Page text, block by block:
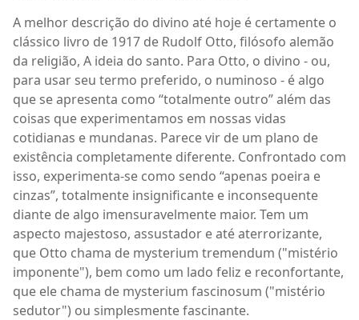
A melhor descrição do divino até hoje é certamente o
clássico livro de 1917 de Rudolf Otto, filósofo alemão
da religião, A ideia do santo. Para Otto, o divino - ou,
para usar seu termo preferido, o numinoso - é algo
que se apresenta como “totalmente outro” além das
coisas que experimentamos em nossas vidas
cotidianas e mundanas. Parece vir de um plano de
existência completamente diferente. Confrontado com
isso, experimenta-se como sendo “apenas poeira e
cinzas”, totalmente insignificante e inconsequente
diante de algo imensuravelmente maior. Tem um
aspecto majestoso, assustador e até aterrorizante,
que Otto chama de mysterium tremendum ("mistério
imponente"), bem como um lado feliz e reconfortante,
que ele chama de mysterium fascinosum ("mistério
sedutor") ou simplesmente fascinante.